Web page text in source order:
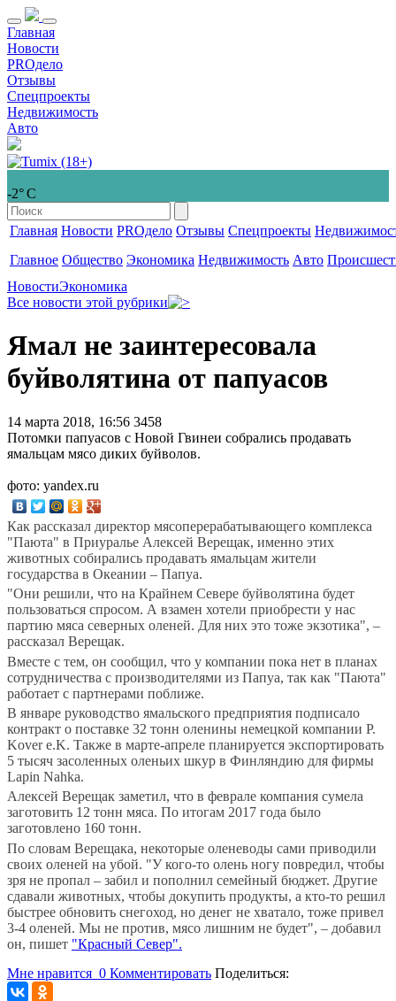
Главная
Новости
PROдело
Отзывы
Спецпроекты
Недвижимость
Авто
-2° С
Главная Новости PROдело Отзывы Спецпроекты
Главное Общество Экономика Недвижимость Авто
НовостиЭкономика
Все новости этой рубрики
Ямал не заинтересовала
буйволятина от папуасов
14 марта 2018, 16:56 3458
Потомки папуасов с Новой Гвинеи собрались продавать
ямальцам мясо диких буйволов.
фото: yandex.ru
Как рассказал директор мясоперерабатывающего комплекса
"Паюта" в Приуралье Алексей Верещак, именно этих
животных собирались продавать ямальцам жители
государства в Океании – Папуа.
"Они решили, что на Крайнем Севере буйволятина будет
пользоваться спросом. А взамен хотели приобрести у нас
партию мяса северных оленей. Для них это тоже экзотика", –
рассказал Верещак.
Вместе с тем, он сообщил, что у компании пока нет в планах
сотрудничества с производителями из Папуа, так как "Паюта"
работает с партнерами поближе.
В январе руководство ямальского предприятия подписало
контракт о поставке 32 тонн оленины немецкой компании P.
Kover e.K. Также в марте-апреле планируется экспортировать
5 тысяч засоленных оленьих шкур в Финляндию для фирмы
Lapin Nahka.
Алексей Верещак заметил, что в феврале компания сумела
заготовить 12 тонн мяса. По итогам 2017 года было
заготовлено 160 тонн.
По словам Верещака, некоторые оленеводы сами приводили
своих оленей на убой. "У кого-то олень ногу повредил, чтобы
зря не пропал – забил и пополнил семейный бюджет. Другие
сдавали животных, чтобы докупить продукты, а кто-то решил
быстрее обновить снегоход, но денег не хватало, тоже привел
3-4 оленей. Мы не против, мясо лишним не будет", – добавил
он, пишет "Красный Север".
Мне нравится 0 Комментировать Поделиться: